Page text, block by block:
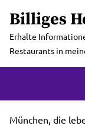
the
content
Billiges
Erhalte
Restaurants in
München, die